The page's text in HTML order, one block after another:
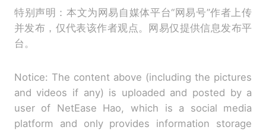
特别声明：本文为网易自媒体平台“网易号”作者上传
并发布，仅代表该作者观点。网易仅提供信息发布平
台。
Notice: The content above (including the pictures
and videos if any) is uploaded and posted by a
user of NetEase Hao, which is a social media
platform and only provides information storage